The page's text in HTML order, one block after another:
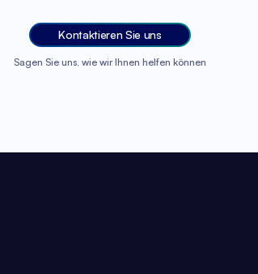
Kontaktieren Sie uns
Sagen Sie uns, wie wir Ihnen helfen können